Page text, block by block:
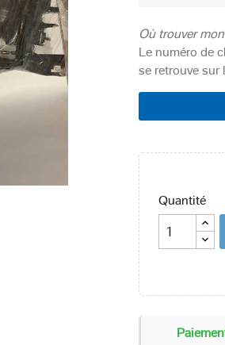
Où trouver
Le numéro de
se retrouve sur
Quantité